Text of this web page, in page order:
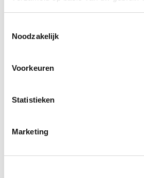
Noodzakelijk
Voorkeuren
Statistieken
Marketing
BF Petfood Geperst Mini /